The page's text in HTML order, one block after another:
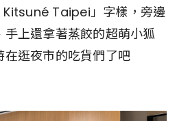
Taipei」字樣，旁邊
上還拿著蒸餃的超萌小狐
逛夜市的吃貨們了吧